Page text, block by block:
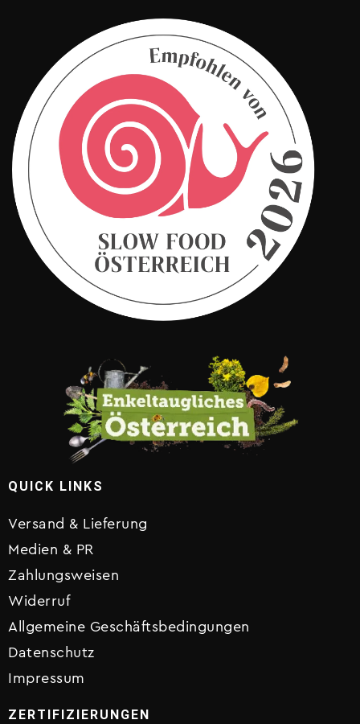
QUICK LINKS
Versand & Lieferung
Medien & PR
Zahlungsweisen
Widerruf
Allgemeine Geschäftsbedingungen
Datenschutz
Impressum
ZERTIFIZIERUNGEN